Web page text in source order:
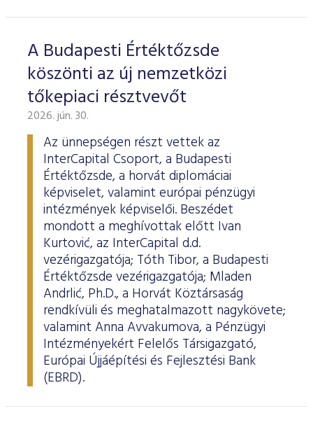
A Budapesti Értéktőzsde
köszönti az új nemzetközi
tőkepiaci résztvevőt
2026. jún. 30.
Az ünnepségen részt vettek az
InterCapital Csoport, a Budapesti
Értéktőzsde, a horvát diplomáciai
képviselet, valamint európai pénzügyi
intézmények képviselői. Beszédet
mondott a meghívottak előtt Ivan
Kurtović, az InterCapital d.d.
vezérigazgatója; Tóth Tibor, a Budapesti
Értéktőzsde vezérigazgatója; Mladen
Andrlić, Ph.D., a Horvát Köztársaság
rendkívüli és meghatalmazott nagykövete;
valamint Anna Avvakumova, a Pénzügyi
Intézményekért Felelős Társigazgató,
Európai Újjáépítési és Fejlesztési Bank
(EBRD).